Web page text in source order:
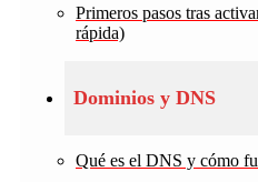
Primeros pasos tras
rápida)
Dominios y DNS
Qué es el DNS y cómo